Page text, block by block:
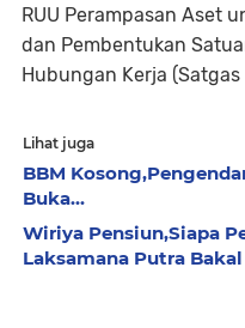
RUU Perampasan Aset
dan Pembentukan
Hubungan Kerja (Satgas
Lihat juga
BBM
Buka...
Wiriya Pensiun,Siapa
Laksamana Putra Bakal